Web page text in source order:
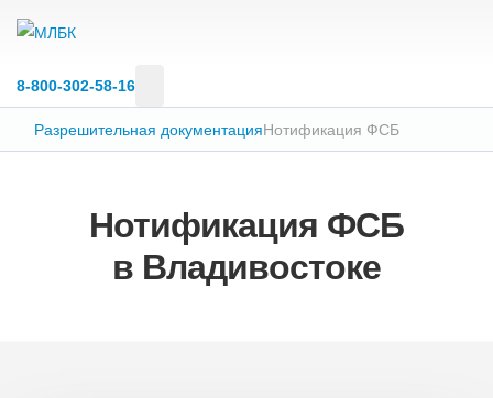
8‑800‑302‑58‑16
Разрешительная документацияНотификация ФСБ
Нотификация ФСБ
в Владивостоке